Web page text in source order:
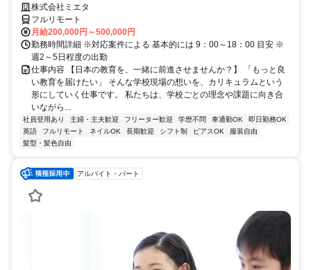
株式会社ミエタ
フルリモート
月給200,000円～500,000円
勤務時間詳細 ※対応案件による 基本的には 9：00～18：00 目安 ※
週2～5日程度の出勤
仕事内容 【日本の教育を、一緒に前進させませんか？】 「もっと良
い教育を届けたい」 そんな学校現場の想いを、カリキュラムという
形にしていく仕事です。 私たちは、学校ごとの理念や課題に向き合
いながら...
社員登用あり 主婦・主夫歓迎 フリーター歓迎 学歴不問 車通勤OK
即日勤務OK
英語
フルリモート ネイルOK 長期歓迎 シフト制 ピアスOK
服装自由
髪型・髪色自由
アルバイト・パート